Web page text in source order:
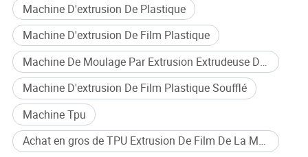
Machine D'extrusion De Plastique
Machine D'extrusion De Film Plastique
Machine De Moulage Par Extrusion Extrudeuse De Plastique
Machine D'extrusion De Film Plastique Soufflé
Machine Tpu
Achat en gros de TPU Extrusion De Film De La Machine